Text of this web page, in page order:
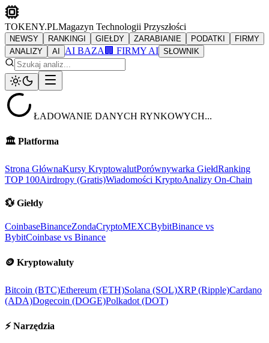
TOKENY.PLMagazyn Technologii Przyszłości
NEWSY RANKINGI GIEŁDY ZARABIANIE PODATKI
FIRMY
ANALIZY
AI AI BAZA 🏢 FIRMY AI SŁOWNIK
ŁADOWANIE DANYCH RYNKOWYCH...
🏛️ Platforma
Strona GłównaKursy KryptowalutPorównywarka GiełdRanking
TOP 100Airdropy (Gratis)Wiadomości KryptoAnalizy On-Chain
💱 Giełdy
CoinbaseBinanceZondaCryptoMEXCBybitBinance vs
BybitCoinbase vs Binance
🪙 Kryptowaluty
Bitcoin (BTC)Ethereum (ETH)Solana (SOL)XRP (Ripple)Cardano
(ADA)Dogecoin (DOGE)Polkadot (DOT)
⚡ Narzędzia